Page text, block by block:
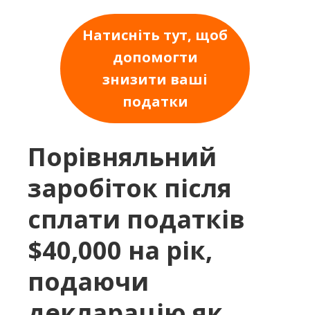
Натисніть тут, щоб
допомогти
знизити ваші
податки
Порівняльний
заробіток після
сплати податків
$40,000 на рік,
подаючи